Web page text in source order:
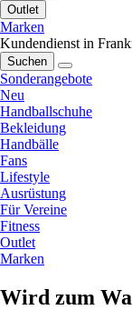
Outlet
Marken
Kundendienst in
Suchen
Sonderangebote
Neu
Handballschuhe
Bekleidung
Handbälle
Fans
Lifestyle
Ausrüstung
Für Vereine
Fitness
Outlet
Marken
Wird zum